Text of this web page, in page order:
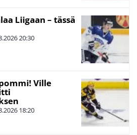
Liigaan – tässä
20:30
Ville
18:20